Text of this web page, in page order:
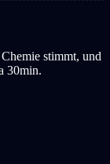
stimmt, und
30min.